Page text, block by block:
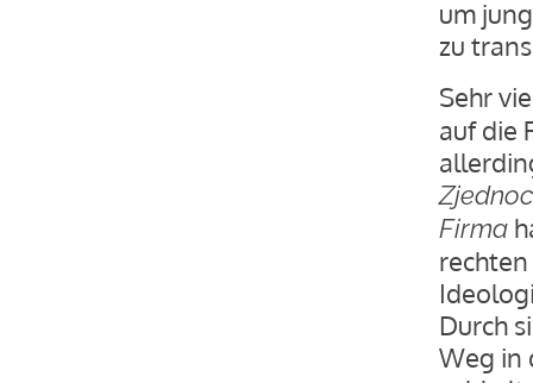
um
zu
Sehr
auf die
Firma
Durch
Weg in